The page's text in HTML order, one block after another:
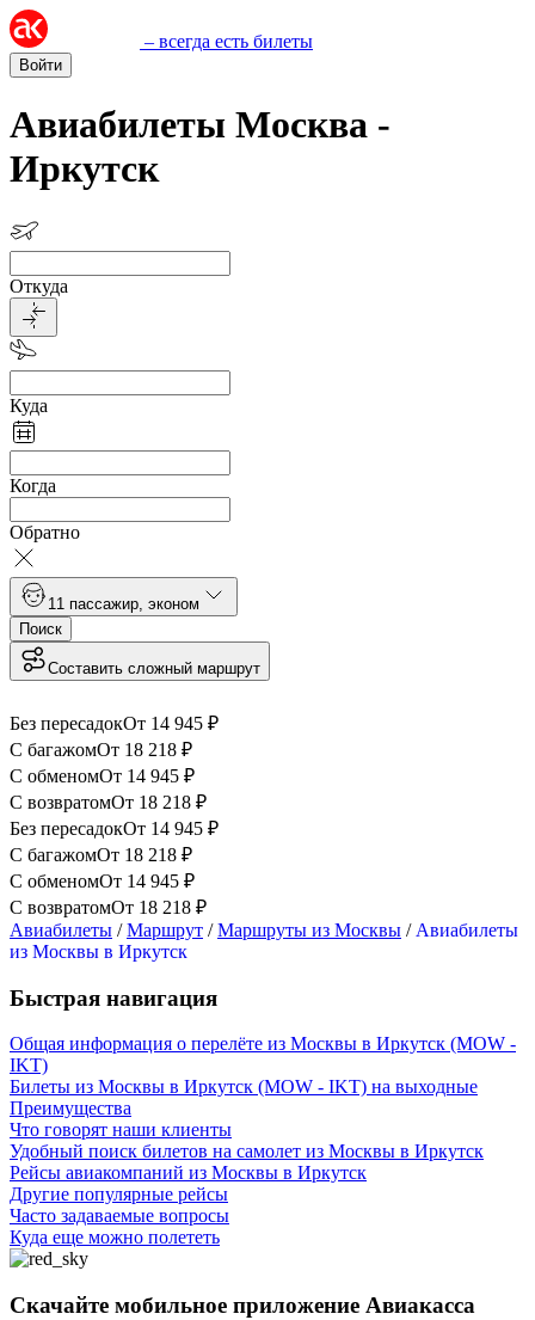
– всегда есть билеты
Войти
Авиабилеты Москва -
Иркутск
Откуда
Куда
Когда
Обратно
1 1 пассажир эконом
Поиск
Составить сложный маршрут
Без пересадокОт 14 945 ₽
С багажомОт 18 218 ₽
С обменомОт 14 945 ₽
С возвратомОт 18 218 ₽
Без пересадокОт 14 945 ₽
С багажомОт 18 218 ₽
С обменомОт 14 945 ₽
С возвратомОт 18 218 ₽
Авиабилеты /Маршрут /Маршруты из Москвы / Авиабилеты
из Москвы в Иркутск
Быстрая навигация
Общая информация о перелёте из Москвы в Иркутск (MOW -
IKT)
Билеты из Москвы в Иркутск (MOW - IKT) на выходные
Преимущества
Что говорят наши клиенты
Удобный поиск билетов на самолет из Москвы в Иркутск
Рейсы авиакомпаний из Москвы в Иркутск
Другие популярные рейсы
Часто задаваемые вопросы
Куда еще можно полететь
Скачайте мобильное приложение Авиакасса